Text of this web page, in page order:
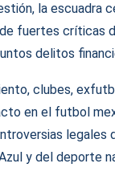
la escuadra
fuertes críticas
delitos
clubes,
en el futbol
legales
y del deporte